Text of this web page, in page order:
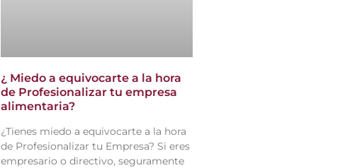
¿ Miedo a equivocarte a la hora
de Profesionalizar tu empresa
alimentaria?
¿Tienes miedo a equivocarte a la hora
de Profesionalizar tu Empresa? Si eres
empresario o directivo, seguramente